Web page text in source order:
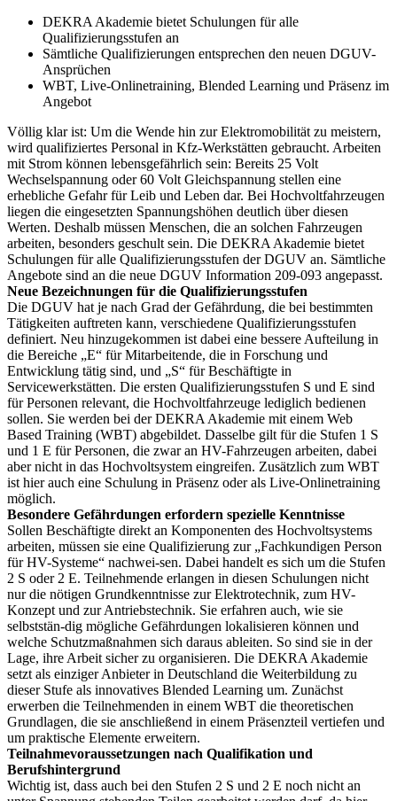
DEKRA Akademie bietet Schulungen für alle
Qualifizierungsstufen an
Sämtliche Qualifizierungen entsprechen den neuen DGUV-
Ansprüchen
WBT, Live-Onlinetraining, Blended Learning und Präsenz im
Angebot
Völlig klar ist: Um die Wende hin zur Elektromobilität zu meistern,
wird qualifiziertes Personal in Kfz-Werkstätten gebraucht. Arbeiten
mit Strom können lebensgefährlich sein: Bereits 25 Volt
Wechselspannung oder 60 Volt Gleichspannung stellen eine
erhebliche Gefahr für Leib und Leben dar. Bei Hochvoltfahrzeugen
liegen die eingesetzten Spannungshöhen deutlich über diesen
Werten. Deshalb müssen Menschen, die an solchen Fahrzeugen
arbeiten, besonders geschult sein. Die DEKRA Akademie bietet
Schulungen für alle Qualifizierungsstufen der DGUV an. Sämtliche
Angebote sind an die neue DGUV Information 209-093 angepasst.
Neue Bezeichnungen für die Qualifizierungsstufen
Die DGUV hat je nach Grad der Gefährdung, die bei bestimmten
Tätigkeiten auftreten kann, verschiedene Qualifizierungsstufen
definiert. Neu hinzugekommen ist dabei eine bessere Aufteilung in
die Bereiche „E“ für Mitarbeitende, die in Forschung und
Entwicklung tätig sind, und „S“ für Beschäftigte in
Servicewerkstätten. Die ersten Qualifizierungsstufen S und E sind
für Personen relevant, die Hochvoltfahrzeuge lediglich bedienen
sollen. Sie werden bei der DEKRA Akademie mit einem Web
Based Training (WBT) abgebildet. Dasselbe gilt für die Stufen 1 S
und 1 E für Personen, die zwar an HV-Fahrzeugen arbeiten, dabei
aber nicht in das Hochvoltsystem eingreifen. Zusätzlich zum WBT
ist hier auch eine Schulung in Präsenz oder als Live-Onlinetraining
möglich.
Besondere Gefährdungen erfordern spezielle Kenntnisse
Sollen Beschäftigte direkt an Komponenten des Hochvoltsystems
arbeiten, müssen sie eine Qualifizierung zur „Fachkundigen Person
für HV-Systeme“ nachwei-sen. Dabei handelt es sich um die Stufen
2 S oder 2 E. Teilnehmende erlangen in diesen Schulungen nicht
nur die nötigen Grundkenntnisse zur Elektrotechnik, zum HV-
Konzept und zur Antriebstechnik. Sie erfahren auch, wie sie
selbststän-dig mögliche Gefährdungen lokalisieren können und
welche Schutzmaßnahmen sich daraus ableiten. So sind sie in der
Lage, ihre Arbeit sicher zu organisieren. Die DEKRA Akademie
setzt als einziger Anbieter in Deutschland die Weiterbildung zu
dieser Stufe als innovatives Blended Learning um. Zunächst
erwerben die Teilnehmenden in einem WBT die theoretischen
Grundlagen, die sie anschließend in einem Präsenzteil vertiefen und
um praktische Elemente erweitern.
Teilnahmevoraussetzungen nach Qualifikation und
Berufshintergrund
Wichtig ist, dass auch bei den Stufen 2 S und 2 E noch nicht an